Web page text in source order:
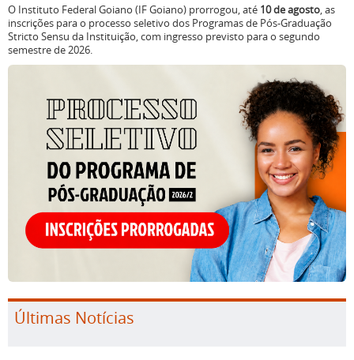
O Instituto Federal Goiano (IF Goiano) prorrogou, até 10 de agosto, as
inscrições para o processo seletivo dos Programas de Pós-Graduação
Stricto Sensu da Instituição, com ingresso previsto para o segundo
semestre de 2026.
Últimas Notícias